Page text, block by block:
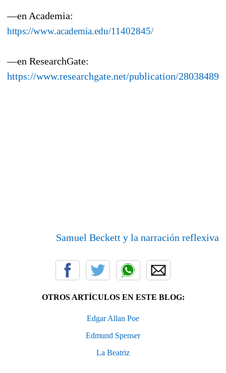
—en Academia:
https://www.academia.edu/11402845/
—en ResearchGate:
https://www.researchgate.net/publication/280384897
Samuel Beckett y la narración reflexiva
OTROS ARTÍCULOS EN ESTE BLOG:
Edgar Allan Poe
Edmund Spenser
La Beatriz